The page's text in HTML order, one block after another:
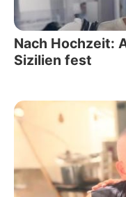
Nach Hochzeit:
Sizilien fest